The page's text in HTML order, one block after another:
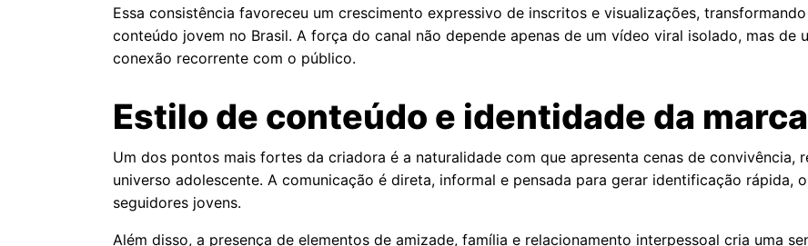
Essa consistência favoreceu um crescimento expressivo de inscritos e visualizações,
conteúdo jovem no Brasil. A força do canal não depende apenas de um vídeo viral isolado, mas de
conexão recorrente com o público.
Estilo de conteúdo e identidade da
Um dos pontos mais fortes da criadora é a naturalidade com que apresenta cenas de convivência,
universo adolescente. A comunicação é direta, informal e pensada para gerar identificação rápida,
seguidores jovens.
Além disso, a presença de elementos de amizade, família e relacionamento interpessoal cria uma